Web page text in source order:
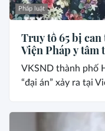
Pháp luật
Truy tố 65 bị
Viện Pháp y
VKSND thành phố
“đại án” xảy ra tại